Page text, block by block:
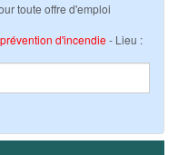
toute offre d'emploi
d'incendie- Lieu :